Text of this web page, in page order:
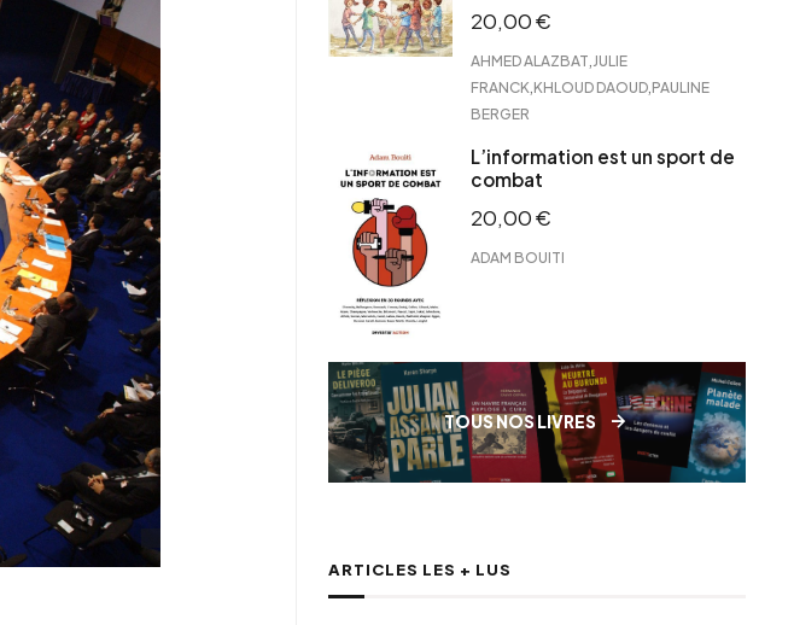
20,00€
AHMED ALAZBAT JULIE
FRANCK KHLOUD DAOUD PAULINE
BERGER
L’information est un sport de
combat
20,00€
ADAM BOUITI
TOUS NOS LIVRES
ARTICLES LES + LUS